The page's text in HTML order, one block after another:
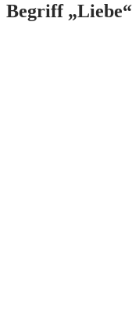
Begriff „Liebe“